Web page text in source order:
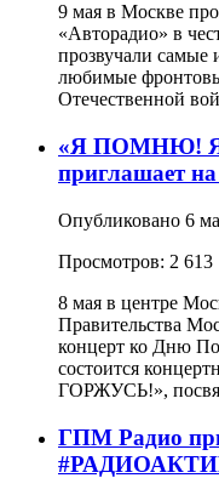
9 мая в Москве
«Авторадио» в
прозвучали самые
любимые
Отечественной
«Я ПОМНЮ! Я
приглашает
Опубликовано 6
Просмотров: 2 613
8 мая в центре
Правительства
концерт ко Дню
состоится
ГОРЖУСЬ!»,
ГПМ Радио